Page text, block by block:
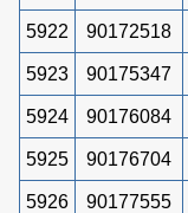
5922 90172518
5923 90175347
5924 90176084
5925 90176704
5926 90177555